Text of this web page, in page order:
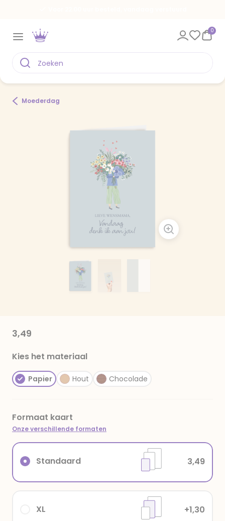
0
Moederdag
3,49
Kies het materiaal
Papier Hout Chocolade
Formaat kaart
Onze verschillende formaten
XL +1,30
Standaard 3,49